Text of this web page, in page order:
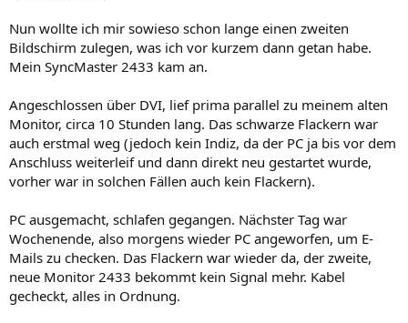
Nun wollte ich mir sowieso schon lange einen zweiten
Bildschirm zulegen, was ich vor kurzem dann getan habe.
Mein SyncMaster 2433 kam an.
Angeschlossen über DVI, lief prima parallel zu meinem alten
Monitor, circa 10 Stunden lang. Das schwarze Flackern war
auch erstmal weg (jedoch kein Indiz, da der PC ja bis vor dem
Anschluss weiterleif und dann direkt neu gestartet wurde,
vorher war in solchen Fällen auch kein Flackern).
PC ausgemacht, schlafen gegangen. Nächster Tag war
Wochenende, also morgens wieder PC angeworfen, um E-
Mails zu checken. Das Flackern war wieder da, der zweite,
neue Monitor 2433 bekommt kein Signal mehr. Kabel
gecheckt, alles in Ordnung.